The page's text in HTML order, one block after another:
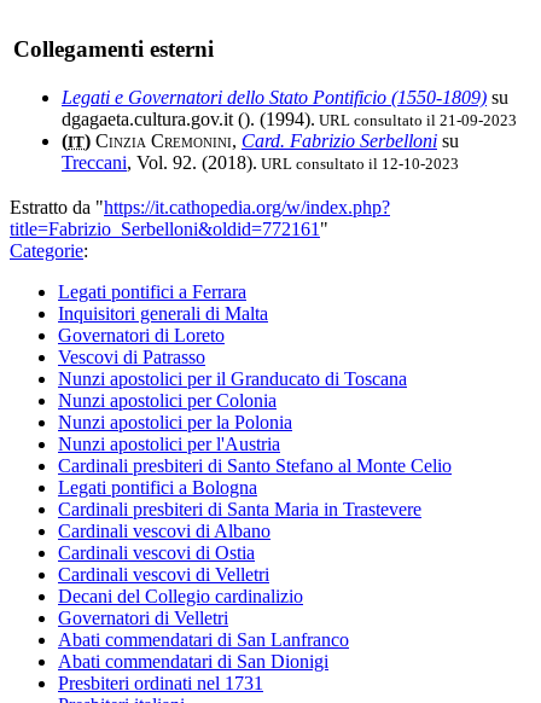
Collegamenti esterni
Legati e Governatori dello Stato Pontificio (1550-1809) su
dgagaeta.cultura.gov.it (). (1994). URL consultato il 21-09-2023
(IT) Cinzia Cremonini, Card. Fabrizio Serbelloni su
Treccani, Vol. 92. (2018). URL consultato il 12-10-2023
Estratto da "https://it.cathopedia.org/w/index.php?
title=Fabrizio_Serbelloni&oldid=772161 "
Categorie:
Legati pontifici a Ferrara
Inquisitori generali di Malta
Governatori di Loreto
Vescovi di Patrasso
Nunzi apostolici per il Granducato di Toscana
Nunzi apostolici per Colonia
Nunzi apostolici per la Polonia
Nunzi apostolici per l'Austria
Cardinali presbiteri di Santo Stefano al Monte Celio
Legati pontifici a Bologna
Cardinali presbiteri di Santa Maria in Trastevere
Cardinali vescovi di Albano
Cardinali vescovi di Ostia
Cardinali vescovi di Velletri
Decani del Collegio cardinalizio
Governatori di Velletri
Abati commendatari di San Lanfranco
Abati commendatari di San Dionigi
Presbiteri ordinati nel 1731